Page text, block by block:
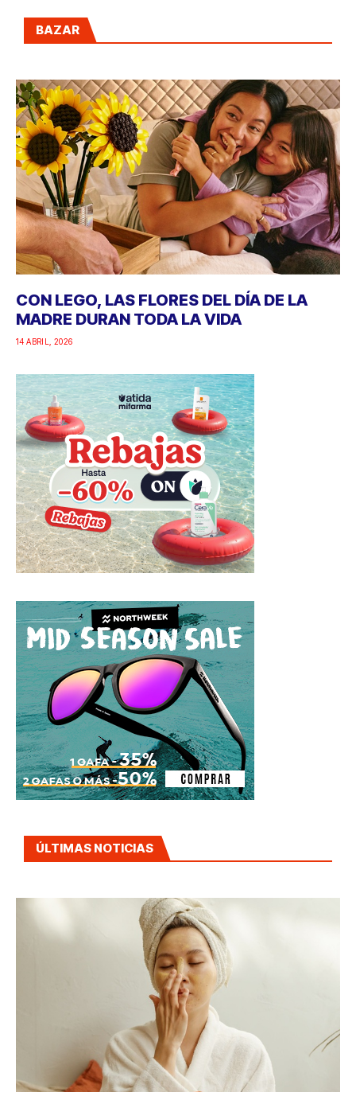
BAZAR
CON LEGO, LAS FLORES DEL DÍA DE LA
MADRE DURAN TODA LA VIDA
14 ABRIL, 2026
ÚLTIMAS NOTICIAS